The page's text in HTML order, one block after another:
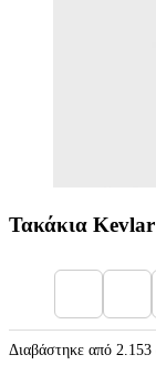
Τακάκια
Διαβάστηκε από